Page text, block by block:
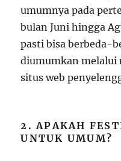
umumnya pada
bulan Juni hingga
pasti bisa berbeda-
diumumkan melalui
situs web
2. APAKAH
UNTUK UMUM?